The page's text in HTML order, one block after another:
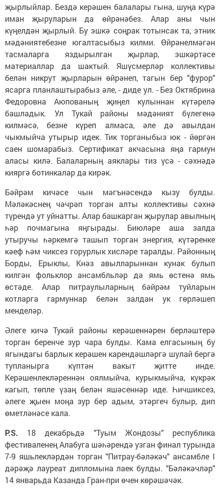
җырлыйлар. Бездә керәшен балалары гына, шуңа күрә
иман җыруларын да өйрәнәбез. Алар аны чын
күңелдән җырлый. Бу эшкә соңрак тотынсак та, этник
мәдәниятебезне югалтасыбыз килми. Өйрәнелмәгән
тасмаларга яздырылган җырлар, эшкәртәсе
материаллар да шактый. Яшүсмерләр коллективы
белән никрут җырларын өйрәнеп, тагын бер "фурор"
ясарга планлаштырабыз әле, - диде ул. - Без Октябрина
Федоровна Аюпованың җиңел кулыннан күтәрелә
башладык. Ул Тукай районы мәдәният бүлегенә
килмәсә, безне күреп алмаса, әле дә авылдан
чыкмыйча утырыр идек. Тик торганыбыз юк - йөргән
саен шомарабыз. Сертификат акчасына яңа гармун
аласы килә. Балаларның аяклары тиз үсә - сәхнәдә
кияргә ботинкалар да кирәк.
Бәйрәм кичәсе чын мәгънәсендә кызу булды.
Мәләкәснең чәчрәп торган алты коллективы сәхнә
түрендә ут уйнатты. Алар башкарган җырулар авылның
һәр почмагына яңгырады. Биюләре аша залда
утыручы һәркемгә ташып торган энергия, күтәренке
кәеф һәм чиксез горурлык хисләре таралды. Районның
Борды, Ерыклы, Кнәз авылларыннан кунак булып
килгән фольклор ансамбльләр дә ямь өстенә ямь
өстәде. Алар питраулыларның бәйрәм туйларын
котларга гармуннар белән залдан ук гөрләшеп
менделәр.
Әлеге кичә Тукай районы керәшеннәрен берләштерә
торган беренче зур чара булды. Кама елгасының бу
ягындагы барлык керәшен карендәшләргә шулай бергә
тупланырга күптән вакыт җитте инде.
Керәшенлекләреннән оялмыйча, курыкмыйча, күкрәк
кагып, төпле үзаң белән яшәсеннәр иде. Һичшиксез,
әлеге җыен моңа зур бер адым, этәргеч булыр, дип
өметләнәсе кала.
P.S. 18 декабрьдә "Туым Жондозы" республика
фестиваленең Алабуга шәһәрендә узган финал турында
7-9 яшьлекләрдән торган "Питрау-бәләкәч" ансамбле I
дәрәҗә лауреат дипломына лаек булды. "Бәләкәчләр"
14 январьда Казанда Гран-при өчен көрәшәчәк.